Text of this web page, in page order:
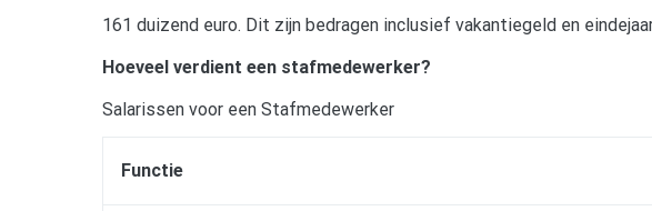
161 duizend euro. Dit zijn bedragen inclusief vakantiegeld en
Hoeveel verdient een stafmedewerker?
Salarissen voor een Stafmedewerker
Functie